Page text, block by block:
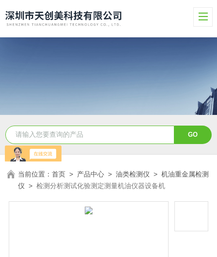
当前位置：首页 > 产品中心 >油类检测仪 >机油重金属检测
仪 >检测分析测试化验测定测量机油仪器设备机